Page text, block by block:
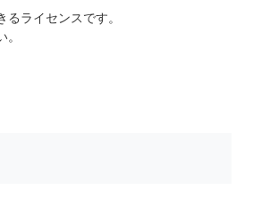
ライセンスです。